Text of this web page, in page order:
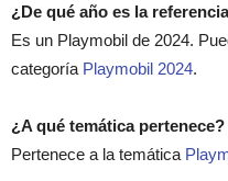
¿De qué año es la
Es un Playmobil de 2024.
categoría Playmobil 2024.
¿A qué temática pertenece?
Pertenece a la temática